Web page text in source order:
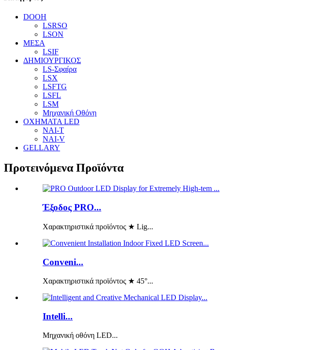
DOOH
LSRSO
LSON
ΜΕΣΑ
LSIF
ΔΗΜΙΟΥΡΓΙΚΟΣ
LS-Σφαίρα
LSX
LSFTG
LSFL
LSM
Μηχανική Οθόνη
ΟΧΗΜΑΤΑ LED
ΝΑΙ-Τ
ΝΑΙ-V
GELLARY
Προτεινόμενα Προϊόντα
Έξοδος PRO...
Χαρακτηριστικά προϊόντος ★ Lig...
Conveni...
Χαρακτηριστικά προϊόντος ★ 45°...
Intelli...
Μηχανική οθόνη LED...